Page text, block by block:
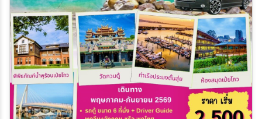
เมือง
สายการบิน
ตั้งแต่วันที่